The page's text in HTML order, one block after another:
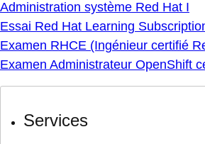
Administration système Red Hat I
Essai Red Hat Learning
Examen RHCE (Ingénieur certifié
Examen Administrateur OpenShift
Services